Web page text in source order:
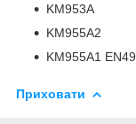
KM953A
KM955A2
KM955A1
Приховати